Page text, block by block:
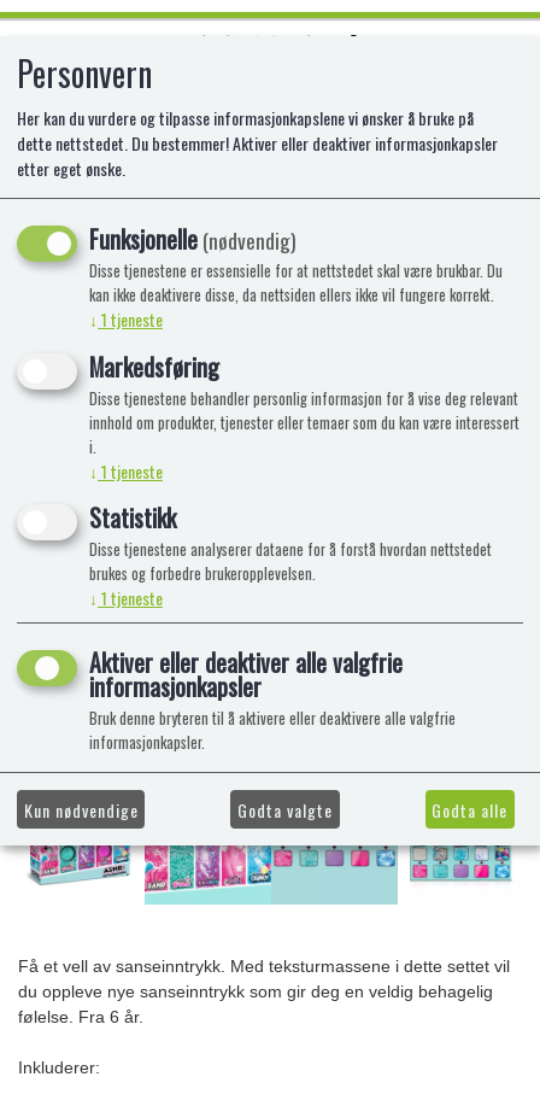
CRAZY SENSATIONS ASMR 5 PACK
Få et vell av sanseinntrykk. Med teksturmassene i dette settet vil
du oppleve nye sanseinntrykk som gir deg en veldig behagelig
følelse. Fra 6 år.
Inkluderer:
Personvern
Her kan du vurdere og tilpasse informasjonkapslene vi ønsker å bruke på
dette nettstedet. Du bestemmer! Aktiver eller deaktiver informasjonkapsler
etter eget ønske.
Funksjonelle(nødvendig)
Disse tjenestene er essensielle for at nettstedet skal være brukbar. Du
kan ikke deaktivere disse, da nettsiden ellers ikke vil fungere korrekt.
↓ 1tjeneste
Markedsføring
Disse tjenestene behandler personlig informasjon for å vise deg relevant
innhold om produkter, tjenester eller temaer som du kan være interessert
i.
↓ 1tjeneste
Statistikk
Disse tjenestene analyserer dataene for å forstå hvordan nettstedet
brukes og forbedre brukeropplevelsen.
↓ 1tjeneste
Aktiver eller deaktiver alle valgfrie
informasjonkapsler
Bruk denne bryteren til å aktivere eller deaktivere alle valgfrie
informasjonkapsler.
Kun nødvendige Godta valgte Godta alle